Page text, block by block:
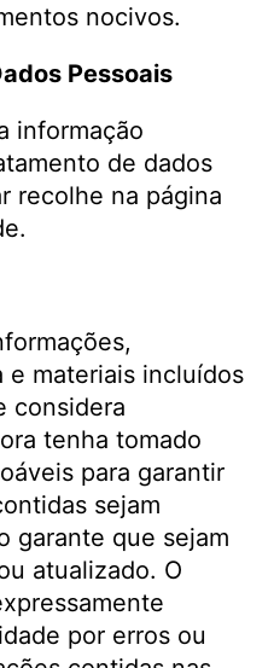
nocivos.
Pessoais
informação
de dados
recolhe na página
materiais incluídos
considera
tenha tomado
​​para garantir
sejam
garante que sejam
atualizado. O
por erros ou